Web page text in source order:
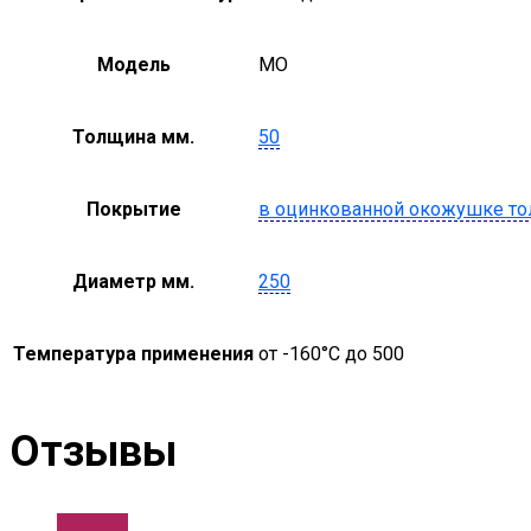
Модель MO
Толщина мм. 50
Покрытие в оцинкованной окожушке
Диаметр мм. 250
Температура применения от -160°С до 500
Отзывы